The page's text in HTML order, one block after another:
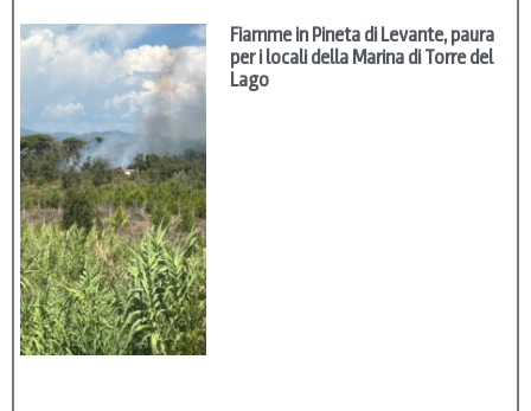
Fiamme in Pineta di Levante, paura
per i locali della Marina di Torre del
Lago